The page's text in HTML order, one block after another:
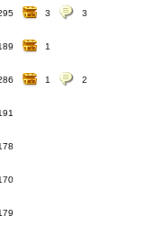
3 3
1
1 2